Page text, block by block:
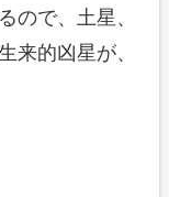
ので、土星、
来的凶星が、